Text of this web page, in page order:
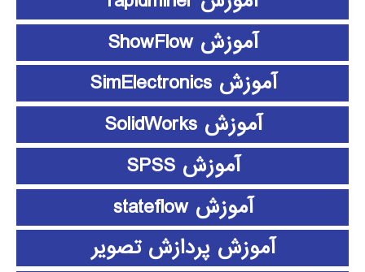
آموزش ShowFlow
آموزش SimElectronics
آموزش SolidWorks
آموزش SPSS
آموزش stateflow
آموزش پردازش تصویر